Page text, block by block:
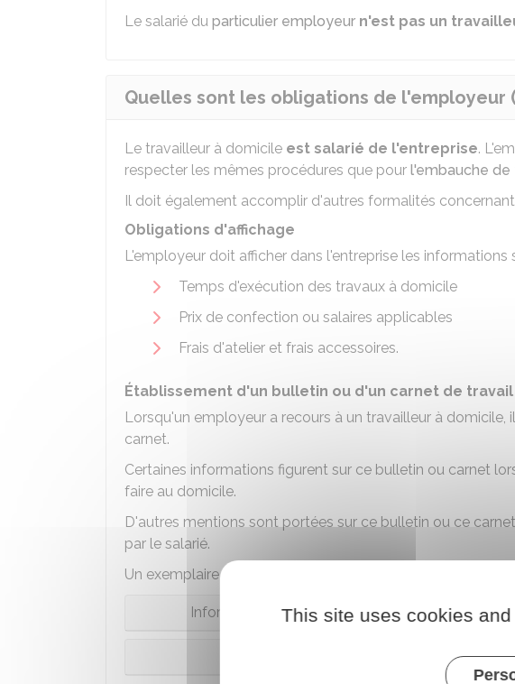
Le salarié du particulier employeur n'est pas un
Quelles sont les obligations de l'employeur
Le travailleur à domicile est salarié de l'entreprise.
respecter les mêmes procédures que pour l'embauche de
Il doit également accomplir d'autres formalités
Obligations d'affichage
L'employeur doit afficher dans l'entreprise les informations
Temps d'exécution des travaux à domicile
Prix de confection ou salaires applicables
Frais d'atelier et frais accessoires.
Établissement d'un bulletin ou d'un carnet de travail
Lorsqu'un employeur a recours à un travailleur à domicile,
carnet.
Certaines informations figurent sur ce bulletin ou carnet
faire au domicile.
D'autres mentions sont portées sur ce bulletin ou ce
par le salarié.
Un exemplaire de ce bulletin ou ce carnet est conservé
Informations devant figurer lors de la remise
Informations devant figurer lors de la
This site uses cookies